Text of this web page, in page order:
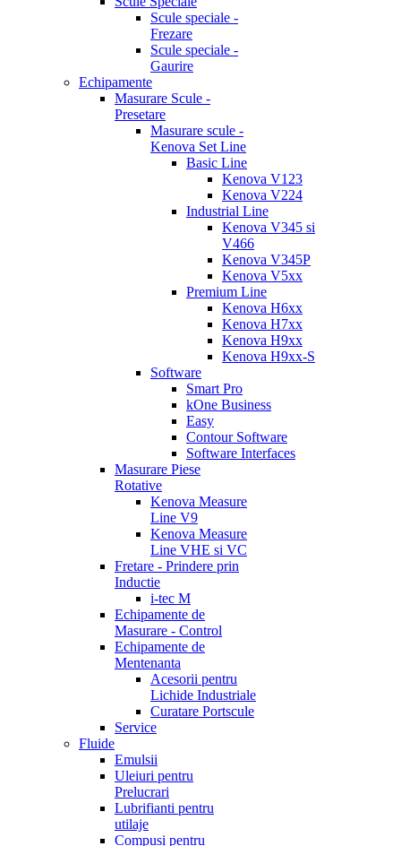
Scule speciale -
Frezare
Scule speciale -
Gaurire
Echipamente
Masurare Scule -
Presetare
Masurare scule -
Kenova Set Line
Basic Line
Kenova V123
Kenova V224
Industrial Line
Kenova V345 si
V466
Kenova V345P
Kenova V5xx
Premium Line
Kenova H6xx
Kenova H7xx
Kenova H9xx
Kenova H9xx-S
Software
Smart Pro
kOne Business
Easy
Contour Software
Software Interfaces
Masurare Piese
Rotative
Kenova Measure
Line V9
Kenova Measure
Line VHE si VC
Fretare - Prindere prin
Inductie
i-tec M
Echipamente de
Masurare - Control
Echipamente de
Mentenanta
Acesorii pentru
Lichide Industriale
Curatare Portscule
Service
Fluide
Emulsii
Uleiuri pentru
Prelucrari
Lubrifianti pentru
utilaje
Compusi pentru